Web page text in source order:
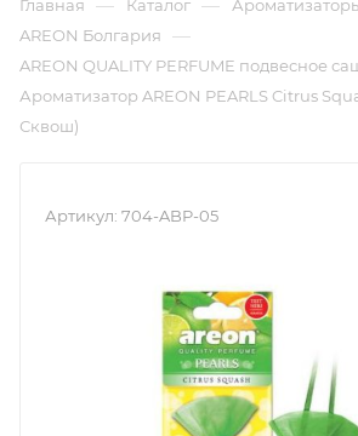
Главная — Каталог —
AREON Болгария —
AREON QUALITY PERFUME подвесное
Ароматизатор AREON PEARLS Citrus
Сквош)
Артикул: 704-ABP-05